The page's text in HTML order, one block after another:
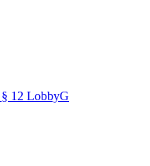
12 LobbyG